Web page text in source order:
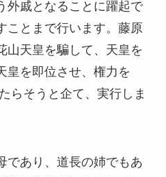
外戚となることに躍起で
ことまで行います。藤原
山天皇を騙して、天皇を
皇を即位させ、権力を
らそうと企て、実行しま
であり、道長の姉でもあ